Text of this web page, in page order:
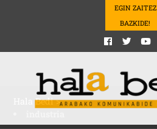
EGIN ZAITEZ
BAZKIDE!
Hala Bedi>